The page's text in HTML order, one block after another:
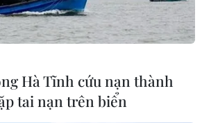
Hà Tĩnh cứu nạn thành
tai nạn trên biển